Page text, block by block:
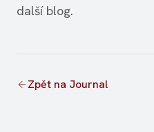
další blog.
Zpět na Journal